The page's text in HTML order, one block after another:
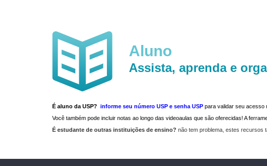
Aluno
Assista, aprenda e
É aluno da USP? informe seu número USP e senha USP para validar seu acesso
Você também pode incluir notas ao longo das videoaulas que são oferecidas! A
É estudante de outras instituições de ensino? não tem problema, estes recursos